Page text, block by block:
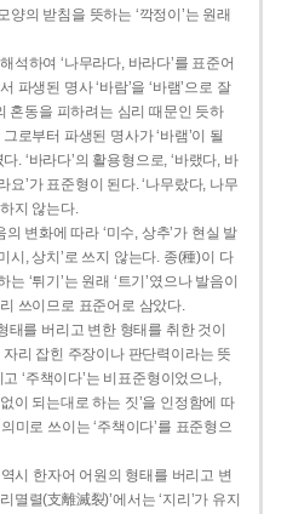
의 받침을 뜻하는 ‘깍정이’는 원래
석하여 ‘나무라다, 바라다’를 표준어
파생된 명사 ‘바람’을 ‘바램’으로 잘
혼동을 피하려는 심리 때문인 듯하
로부터 파생된 명사가 ‘바램’이 될
. ‘바라다’의 활용형으로, ‘바랬다, 바
요’가 표준형이 된다. ‘나무랐다, 나무
지 않는다.
변화에 따라 ‘미수, 상추’가 현실 발
시, 상치’로 쓰지 않는다. 종(種)이 다
‘튀기’는 원래 ‘트기’였으나 발음이
쓰이므로 표준어로 삼았다.
를 버리고 변한 형태를 취한 것이
자리 잡힌 주장이나 판단력이라는 뜻
‘주책이다’는 비표준형이었으나,
이 되는대로 하는 짓’을 인정함에 따
미로 쓰이는 ‘주책이다’를 표준형으
시 한자어 어원의 형태를 버리고 변
멸렬(支離滅裂)’에서는 ‘지리’가 유지